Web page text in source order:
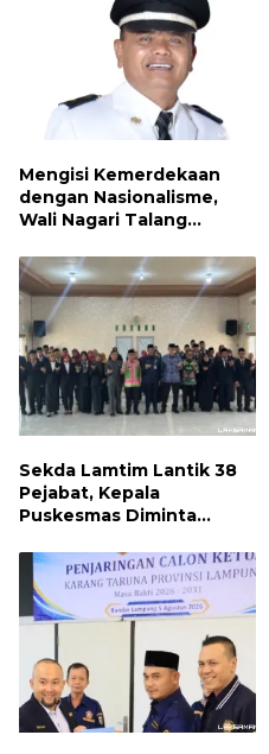
Mengisi Kemerdekaan
dengan Nasionalisme,
Wali Nagari Talang
Bendera Merah Putih
Sepanjang Agustus
Sekda Lamtim Lantik 38
Pejabat, Kepala
Puskesmas Diminta
Hadir di Tengah
Masyarakat